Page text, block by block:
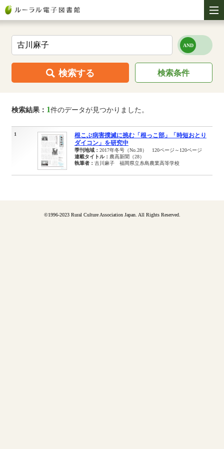
検索する 検索条件
検索結果： 1件のデータが見つかりました。
1
根こぶ病害撲滅に挑む「根っこ部」「時短おとり
ダイコン」を研究中
季刊地域： 2017年冬号（No.28） 120ページ～120ページ
連載タイトル： 農高新聞（28）
執筆者： 古川麻子 福岡県立糸島農業高等学校
©1996-2023 Rural Culture Association Japan. All Rights Reserved.